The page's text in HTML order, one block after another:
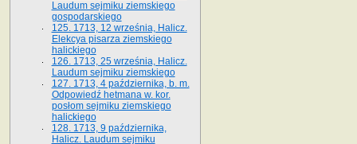
Laudum sejmiku ziemskiego
gospodarskiego
125. 1713, 12 września, Halicz.
Elekcya pisarza ziemskiego
halickiego
126. 1713, 25 września, Halicz.
Laudum sejmiku ziemskiego
127. 1713, 4 października, b. m.
Odpowiedź hetmana w. kor.
posłom sejmiku ziemskiego
halickiego
128. 1713, 9 października,
Halicz. Laudum sejmiku